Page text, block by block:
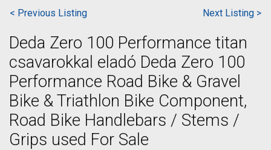
< Previous Listing Next Listing >
Deda Zero 100 Performance titan
csavarokkal eladó Deda Zero 100
Performance Road Bike & Gravel
Bike & Triathlon Bike Component,
Road Bike Handlebars / Stems /
Grips used For Sale